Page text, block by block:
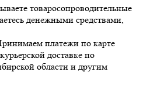
товаросопроводительные
денежными средствами,
платежи по карте
доставке по
области и другим